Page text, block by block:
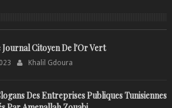
Journal Citoyen De l'Or Vert
Khalil Gdoura
Des Entreprises Publiques Tunisiennes